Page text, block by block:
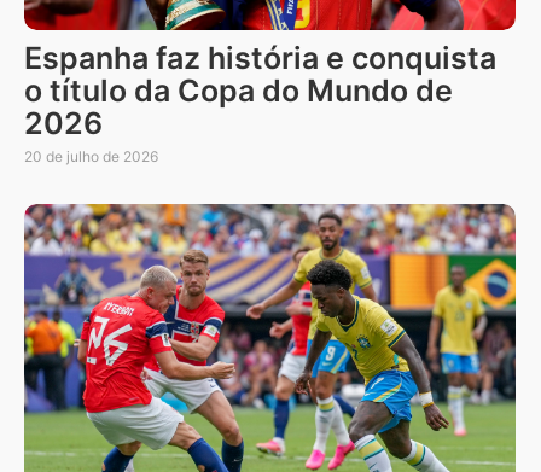
Espanha faz história e conquista
o título da Copa do Mundo de
2026
20 de julho de 2026